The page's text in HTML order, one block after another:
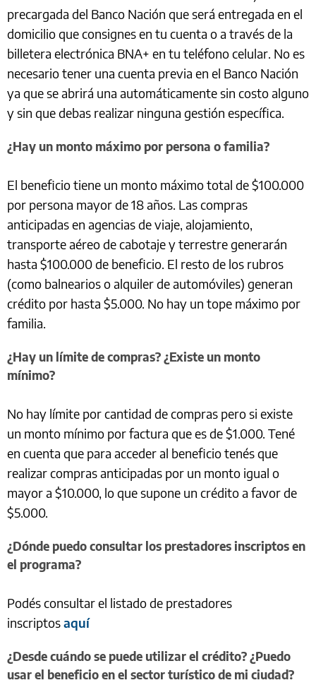
precargada del Banco Nación que será entregada en el
domicilio que consignes en tu cuenta o a través de la
billetera electrónica BNA+ en tu teléfono celular. No es
necesario tener una cuenta previa en el Banco Nación
ya que se abrirá una automáticamente sin costo alguno
y sin que debas realizar ninguna gestión específica.
¿Hay un monto máximo por persona o familia?
El beneficio tiene un monto máximo total de $100.000
por persona mayor de 18 años. Las compras
anticipadas en agencias de viaje, alojamiento,
transporte aéreo de cabotaje y terrestre generarán
hasta $100.000 de beneficio. El resto de los rubros
(como balnearios o alquiler de automóviles) generan
crédito por hasta $5.000. No hay un tope máximo por
familia.
¿Hay un límite de compras? ¿Existe un monto
mínimo?
No hay límite por cantidad de compras pero si existe
un monto mínimo por factura que es de $1.000. Tené
en cuenta que para acceder al beneficio tenés que
realizar compras anticipadas por un monto igual o
mayor a $10.000, lo que supone un crédito a favor de
$5.000.
¿Dónde puedo consultar los prestadores inscriptos en
el programa?
Podés consultar el listado de prestadores
inscriptosaquí
¿Desde cuándo se puede utilizar el crédito? ¿Puedo
usar el beneficio en el sector turístico de mi ciudad?